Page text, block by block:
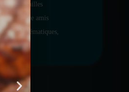
fiançailles
entre amis
thématiques,